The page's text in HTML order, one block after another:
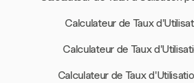
Calculateur de Taux
Calculateur de Taux
Calculateur de Taux